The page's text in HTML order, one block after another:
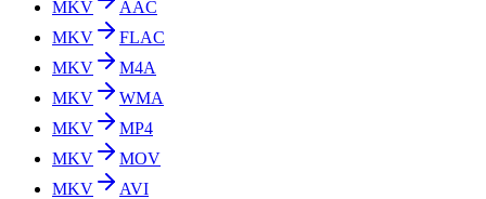
MKV
AAC
MKV
FLAC
MKV
M4A
MKV
WMA
MKV
MP4
MKV
MOV
MKV
AVI